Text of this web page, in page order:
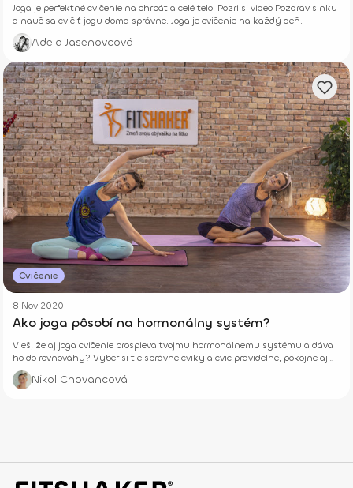
Joga je perfektné cvičenie na chrbát a celé telo. Pozri si video Pozdrav slnku
a nauč sa cvičiť jogu doma správne. Joga je cvičenie na každý deň.
Adela Jasenovcová
Cvičenie
8 Nov 2020
Ako joga pôsobí na hormonálny systém?
Vieš, že aj joga cvičenie prospieva tvojmu hormonálnemu systému a dáva
ho do rovnováhy? Vyber si tie správne cviky a cvič pravidelne, pokojne aj
doma.
Nikol Chovancová